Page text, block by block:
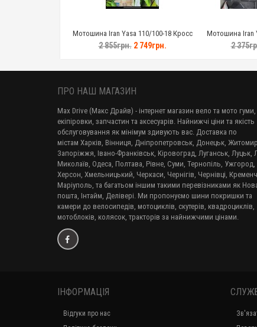
Мотошина Iran Yasa 110/100-18 Кросс
2 855грн.2 749грн.
Мотошина Iran
2
ПРО НАШ МАГАЗИН
Max Drive (Макс Драйв) - інтернет магазин вело та мото гуми,
екіпіровки, запчастин та аксесуарів. Найнижчі ціни та якість
обслуговування як мінімум здивують вас. Доставка по
містам Харків, Вінниця, Дніпропетровськ, Донецьк,
Запоріжжя, Івано-Франківськ, Кіровоград, Луганськ, Луцьк,
Миколаїв, Одеса, Полтава, Рівне, Суми, Тернопіль, Ужгород,
Херсон, Хмельницький, Черкаси, Чернігів, Чернівці,
Маріуполь, та багатьом іншим такими перевізниками як
пошта, Інтайм, Делівері. Ми пропонуємо шини покришки та
камери до велосипедів, мотоциклів, скутерів, квадроциклів,
мотоблоків, колясок, тракторів за найнижчими цінами.
ІНФОРМАЦІЯ
Відгуки про нас